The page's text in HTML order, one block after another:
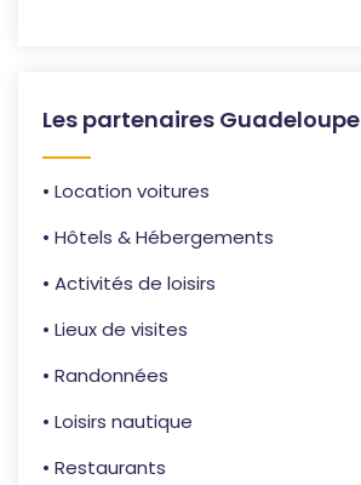
Les partenaires Guadeloupe
• Location voitures
• Hôtels & Hébergements
• Activités de loisirs
• Lieux de visites
• Randonnées
• Loisirs nautique
• Restaurants